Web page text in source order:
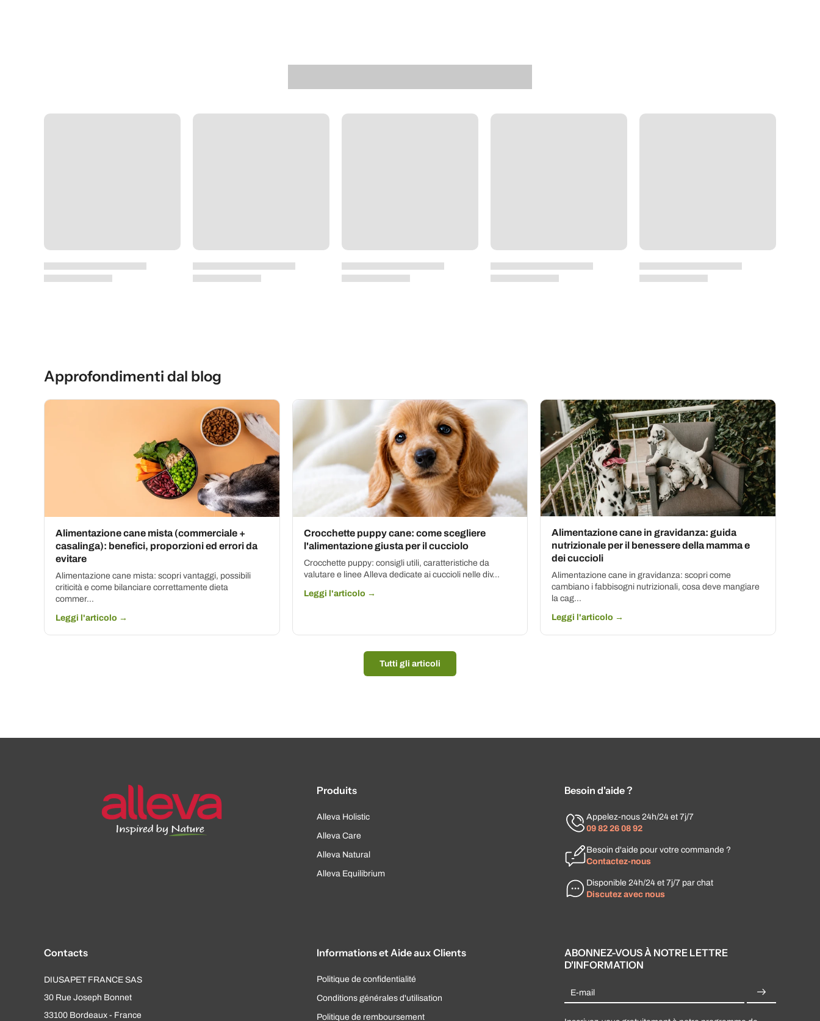
Approfondimenti dal blog
Alimentazione cane mista (commerciale +
casalinga): benefici, proporzioni ed errori da
evitare
Alimentazione cane mista: scopri vantaggi, possibili
criticità e come bilanciare correttamente dieta
commer...
Leggi l'articolo →
Crocchette puppy cane: come scegliere
l'alimentazione giusta per il cucciolo
Crocchette puppy: consigli utili, caratteristiche da
valutare e linee Alleva dedicate ai cuccioli nelle div...
Leggi l'articolo →
Alimentazione cane in gravidanza: guida
nutrizionale per il benessere della mamma e
dei cuccioli
Alimentazione cane in gravidanza: scopri come
cambiano i fabbisogni nutrizionali, cosa deve mangiare
la cag...
Leggi l'articolo →
Tutti gli articoli
Produits
Alleva Holistic
Alleva Care
Alleva Natural
Alleva Equilibrium
Besoin d'aide ?
Appelez-nous 24h/24 et 7j/7
09 82 26 08 92
Besoin d'aide pour votre commande ?
Contactez-nous
Disponible 24h/24 et 7j/7 par chat
Discutez avec nous
Contacts
DIUSAPET FRANCE SAS
30 Rue Joseph Bonnet
33100 Bordeaux - France
Informations et Aide aux Clients
Politique de confidentialité
Conditions générales d'utilisation
Politique de remboursement
ABONNEZ-VOUS À NOTRE LETTRE
D'INFORMATION
E-mail